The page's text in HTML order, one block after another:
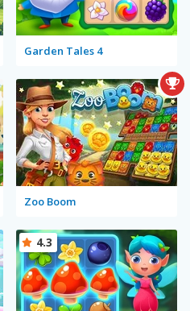
Garden Tales 4
Zoo Boom
4.3